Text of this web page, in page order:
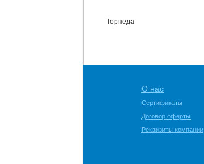
Торпеда
О нас
Сертификаты
Договор оферты
Реквизиты компании